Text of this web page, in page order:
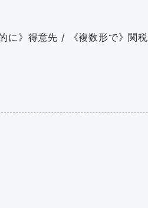
に》得意先 / 《複数形で》関税